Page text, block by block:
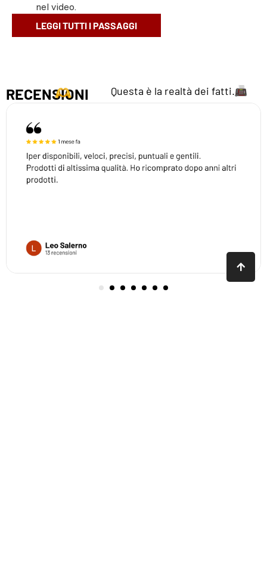
nel video.
LEGGI TUTTI I PASSAGGI
RECENSIONI Questa è la realtà dei fatti.